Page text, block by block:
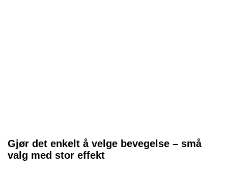
Gjør det enkelt å velge bevegelse – små
valg med stor effekt